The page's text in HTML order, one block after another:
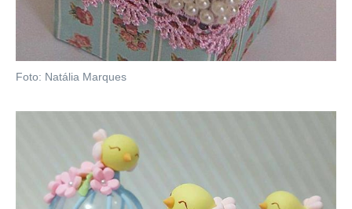
Foto: Natália Marques